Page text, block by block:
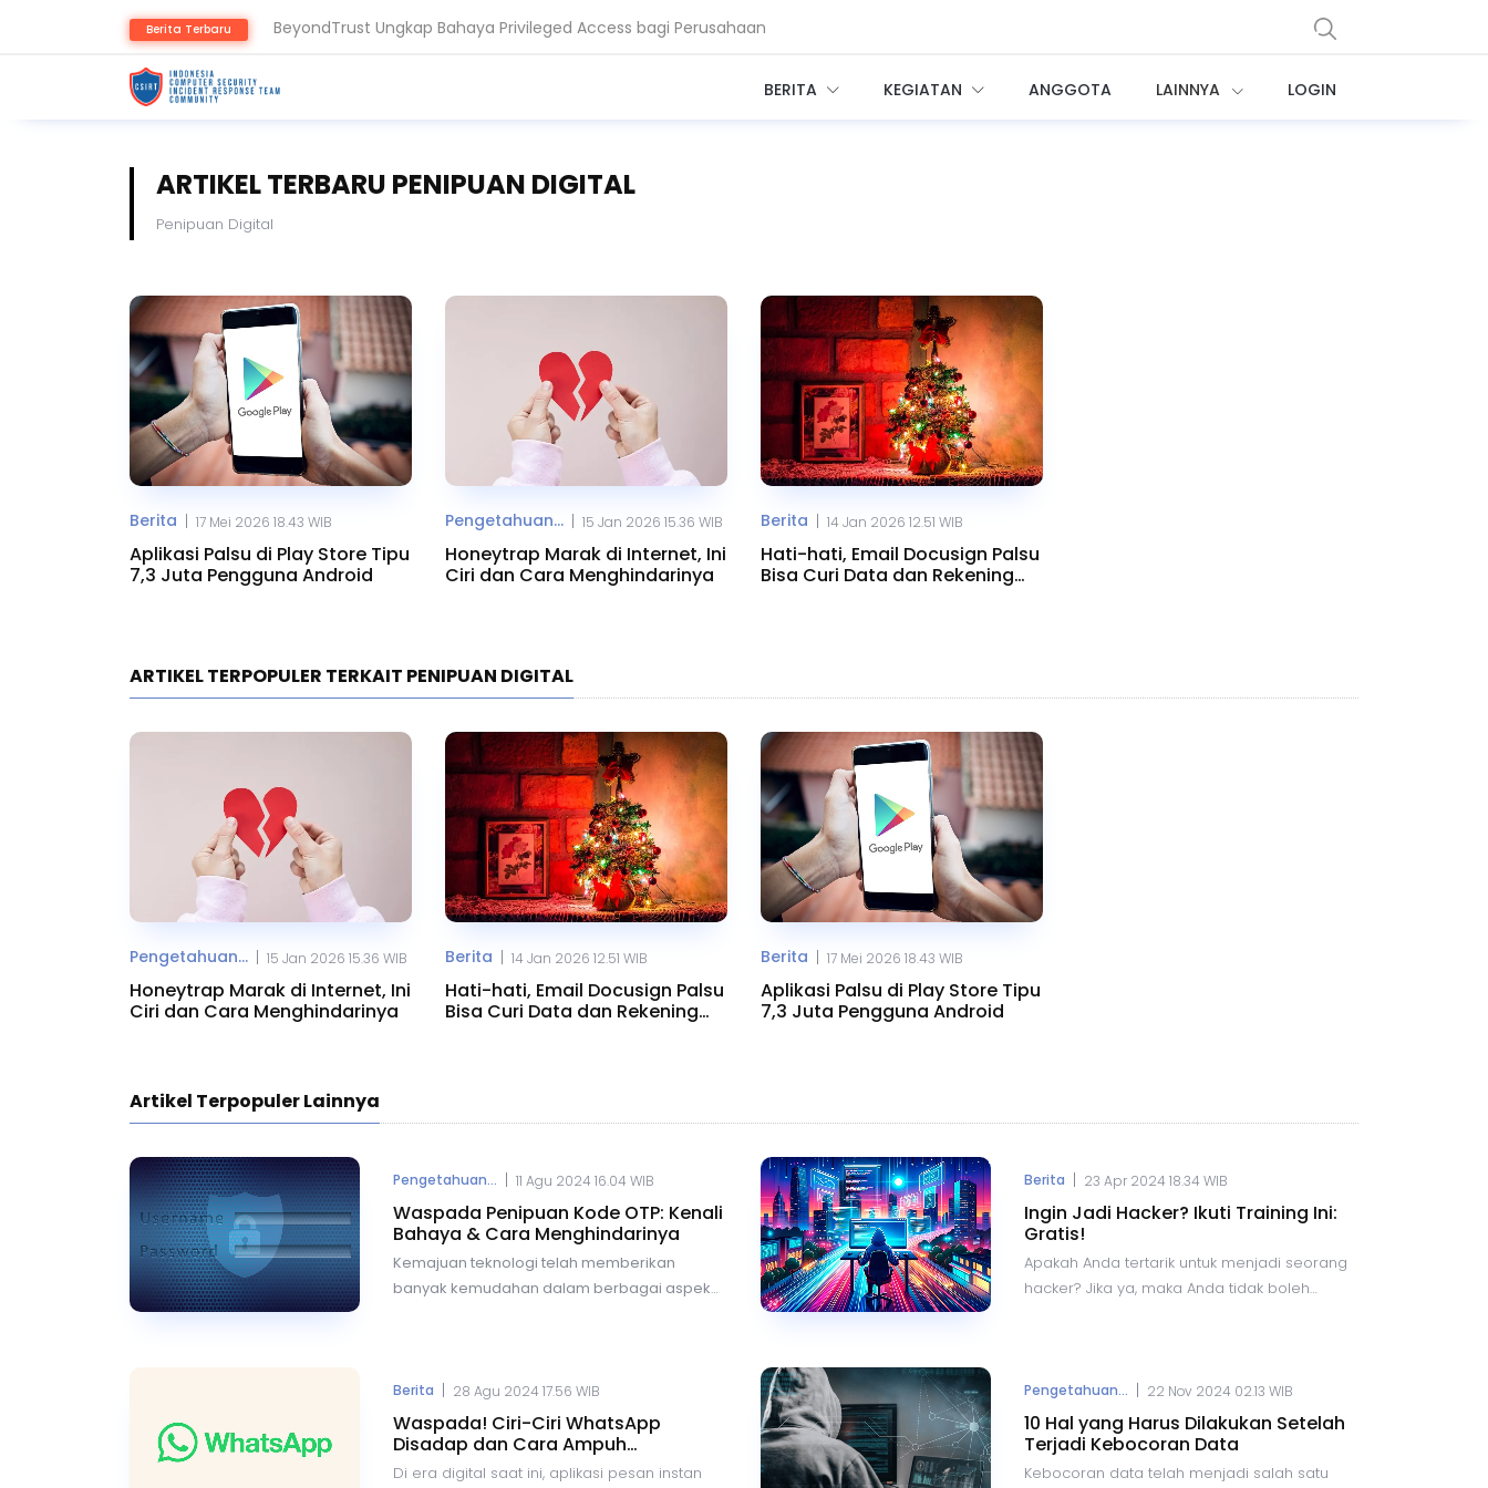
Berita Terbaru
BERITA
KEGIATAN ANGGOTA LAINNYA LOGIN
ARTIKEL TERBARU PENIPUAN DIGITAL
Penipuan Digital
Berita | 17 Mei 2026 18.43 WIB
Aplikasi Palsu di Play Store Tipu
7,3 Juta Pengguna Android
Pengetahuan... | 15 Jan 2026 15.36 WIB
Honeytrap Marak di Internet, Ini
Ciri dan Cara Menghindarinya
Berita | 14 Jan 2026 12.51 WIB
Hati-hati, Email Docusign Palsu
Bisa Curi Data dan Rekening
ARTIKEL TERPOPULER TERKAIT PENIPUAN DIGITAL
Pengetahuan... | 15 Jan 2026 15.36 WIB
Honeytrap Marak di Internet, Ini
Ciri dan Cara Menghindarinya
Berita | 14 Jan 2026 12.51 WIB
Hati-hati, Email Docusign Palsu
Bisa Curi Data dan Rekening
Berita | 17 Mei 2026 18.43 WIB
Aplikasi Palsu di Play Store Tipu
7,3 Juta Pengguna Android
Artikel Terpopuler Lainnya
Pengetahuan... 11 Agu 2024 16.04 WIB
Waspada Penipuan Kode OTP: Kenali
Bahaya & Cara Menghindarinya
Kemajuan teknologi telah memberikan
banyak kemudahan dalam berbagai aspek
terdapat risiko yang semakin besar, salah
satunya adalah ancaman penipuan
kodeOne-Time Password(OTP).
Berita 23 Apr 2024 18.34 WIB
Ingin Jadi Hacker? Ikuti Training Ini:
Gratis!
Apakah Anda tertarik untuk menjadi seorang
hacker? Jika ya, maka Anda tidak boleh
sertifikasi ini tidak hanya memberikan
pemahaman mendalam tentang keamanan
cyber, tetapi juga mempersiapkan Anda
dengan keterampilan praktis yang diperlukan
Berita 28 Agu 2024 17.56 WIB
Waspada! Ciri-Ciri WhatsApp
Disadap dan Cara Ampuh
Mengatasinya
Di era digital saat ini, aplikasi pesan instan
Pengetahuan... 22 Nov 2024 02.13 WIB
10 Hal yang Harus Dilakukan Setelah
Terjadi Kebocoran Data
Kebocoran data telah menjadi salah satu